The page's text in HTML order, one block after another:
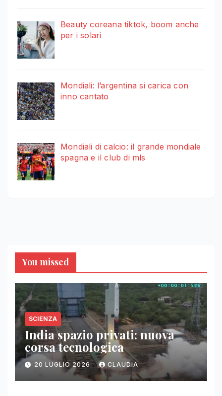
Beauty coreana tiktok, boom anche
per i solari
Mondiali: l’argentina si carica con
inno cantato
Mondiali di calcio: il grande mondiale
spagna e il club di mls
You missed
SCIENZA
India spazio privati: nuova
corsa tecnologica
20 LUGLIO 2026 CLAUDIA